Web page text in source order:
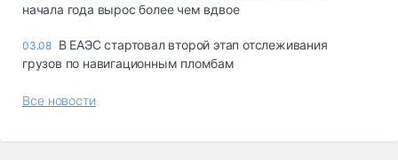
начала года вырос более чем вдвое
03.08 В ЕАЭС стартовал второй этап отслеживания
грузов по навигационным пломбам
Все новости